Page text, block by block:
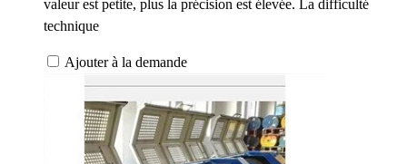
valeur est petite, plus la précision est élevée. La difficulté
technique
Ajouter à la demande